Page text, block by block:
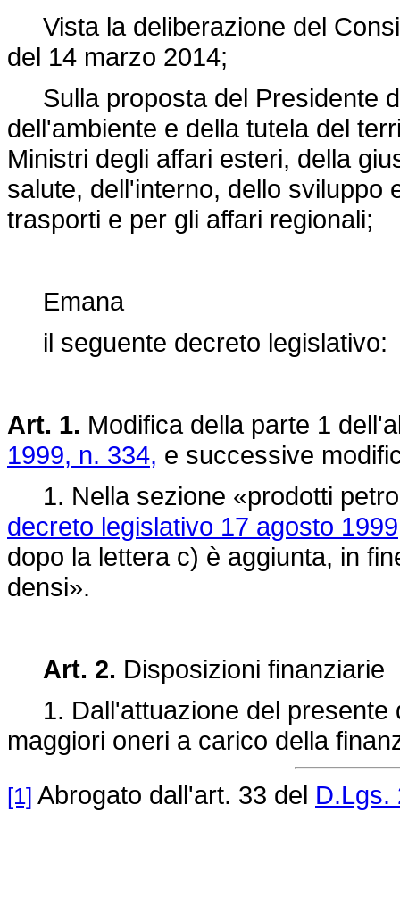
Vista la deliberazione del
del 14 marzo 2014;
Sulla proposta del Presidente
dell'ambiente e della tutela del
Ministri degli affari esteri, della
salute, dell'interno, dello sviluppo
trasporti e per gli affari regionali;
Emana
il seguente decreto legislativo:
Art. 1. Modifica della parte 1
1999, n. 334, e successive
1. Nella sezione «prodotti
decreto legislativo 17 agosto
dopo la lettera c) è aggiunta, in
densi».
Art. 2. Disposizioni finanziarie
1. Dall'attuazione del presente
maggiori oneri a carico della
[1] Abrogato dall'art. 33 del D.Lgs.